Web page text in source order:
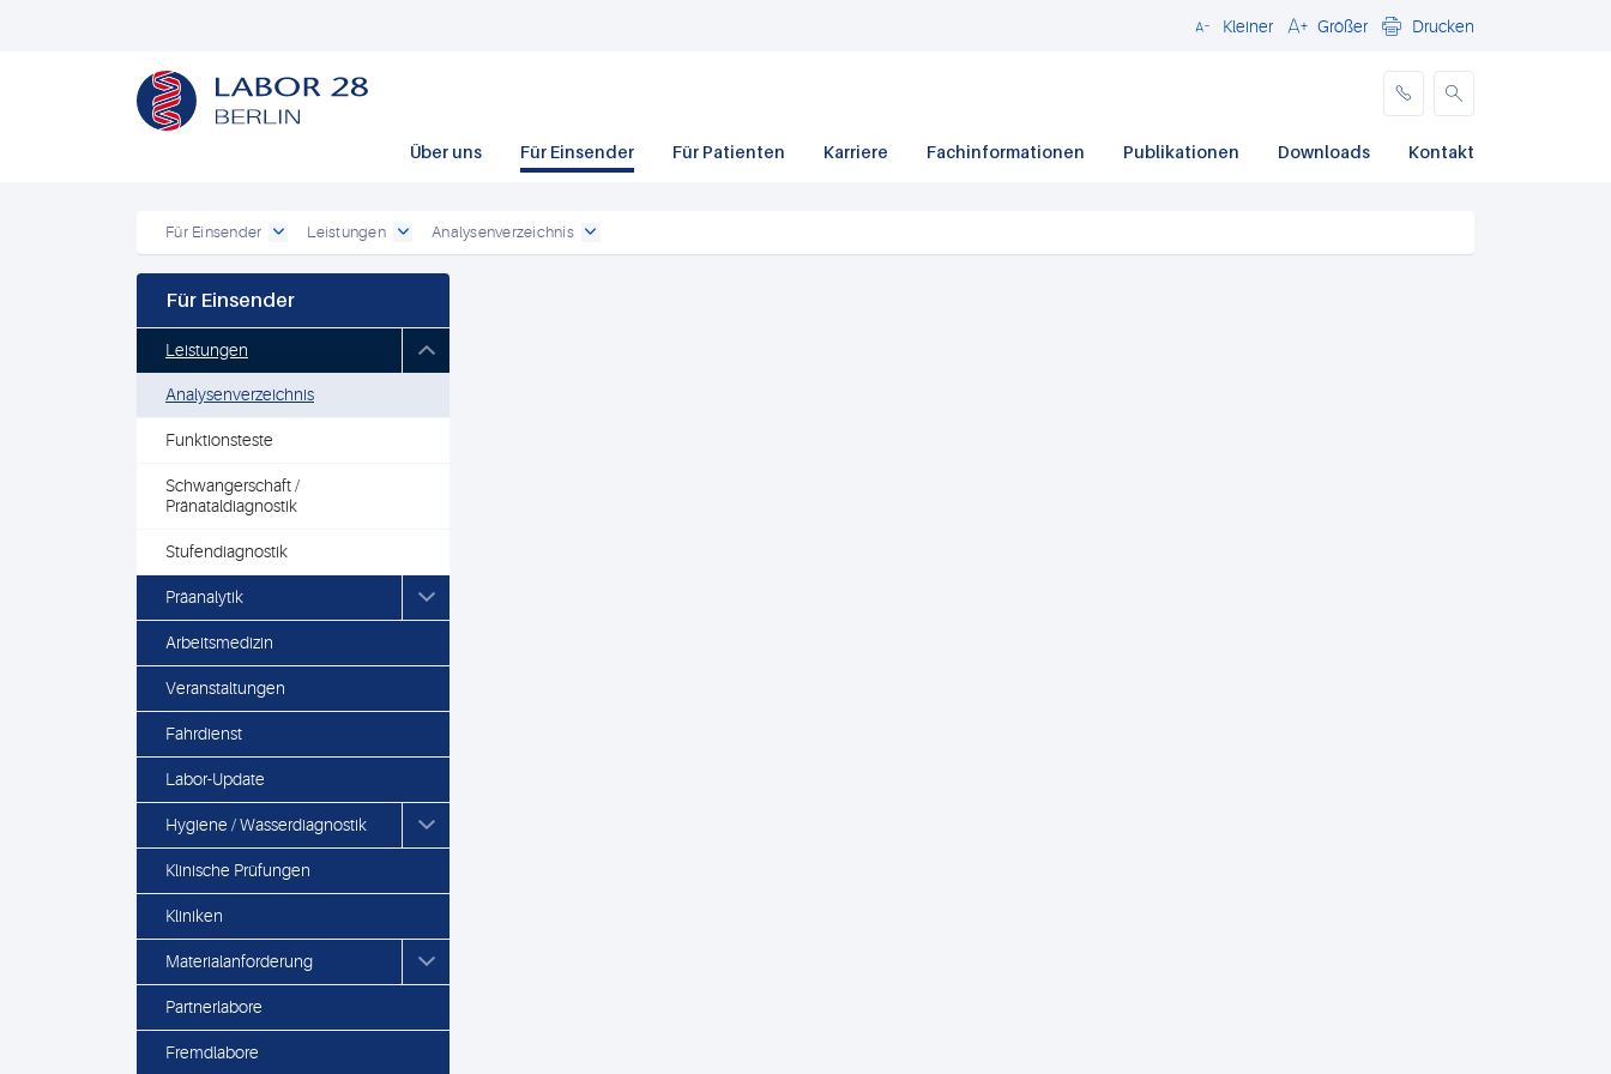
Schließen
Kleiner Größer Drucken
Über uns Für Einsender Für Patienten Karriere Fachinformationen Publikationen Downloads Kontakt
Für Einsender Leistungen Analysenverzeichnis
Für Einsender
Leistungen
Analysenverzeichnis
Funktionsteste
Schwangerschaft /
Pränataldiagnostik
Stufendiagnostik
Präanalytik
Arbeitsmedizin
Veranstaltungen
Fahrdienst
Labor-Update
Hygiene / Wasserdiagnostik
Klinische Prüfungen
Kliniken
Materialanforderung
Partnerlabore
Fremdlabore